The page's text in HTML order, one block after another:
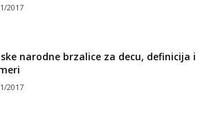
2017
narodne brzalice za decu, definicija i
2017